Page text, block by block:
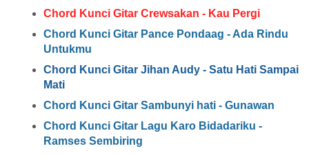
Chord Kunci Gitar Crewsakan - Kau Pergi
Chord Kunci Gitar Pance Pondaag - Ada Rindu
Untukmu
Chord Kunci Gitar Jihan Audy - Satu Hati Sampai
Mati
Chord Kunci Gitar Sambunyi hati - Gunawan
Chord Kunci Gitar Lagu Karo Bidadariku -
Ramses Sembiring